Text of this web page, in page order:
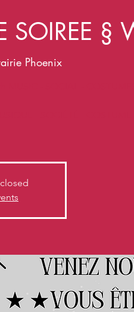
SOIREE §
Phoenix